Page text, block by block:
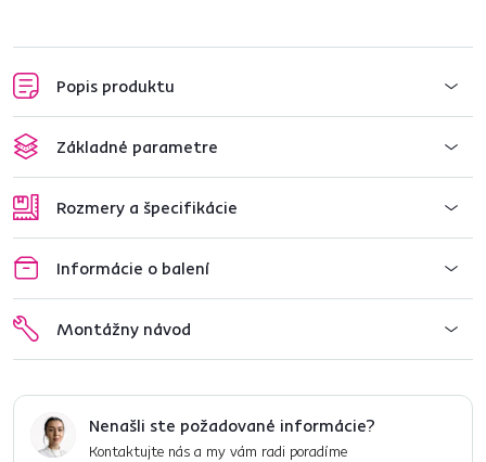
Popis produktu
Základné parametre
Rozmery a špecifikácie
Informácie o balení
Montážny návod
Nenašli ste požadované informácie?
Kontaktujte nás a my vám radi poradíme